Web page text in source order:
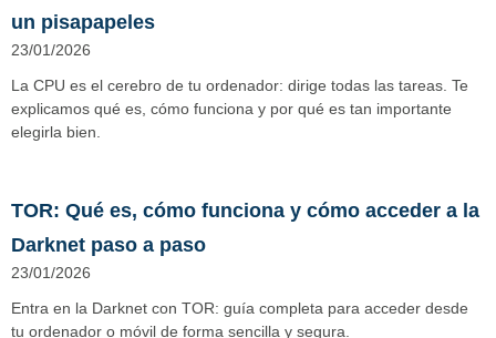
un pisapapeles
23/01/2026
La CPU es el cerebro de tu ordenador: dirige todas las tareas. Te
explicamos qué es, cómo funciona y por qué es tan importante
elegirla bien.
TOR: Qué es, cómo funciona y cómo acceder a la
Darknet paso a paso
23/01/2026
Entra en la Darknet con TOR: guía completa para acceder desde
tu ordenador o móvil de forma sencilla y segura.